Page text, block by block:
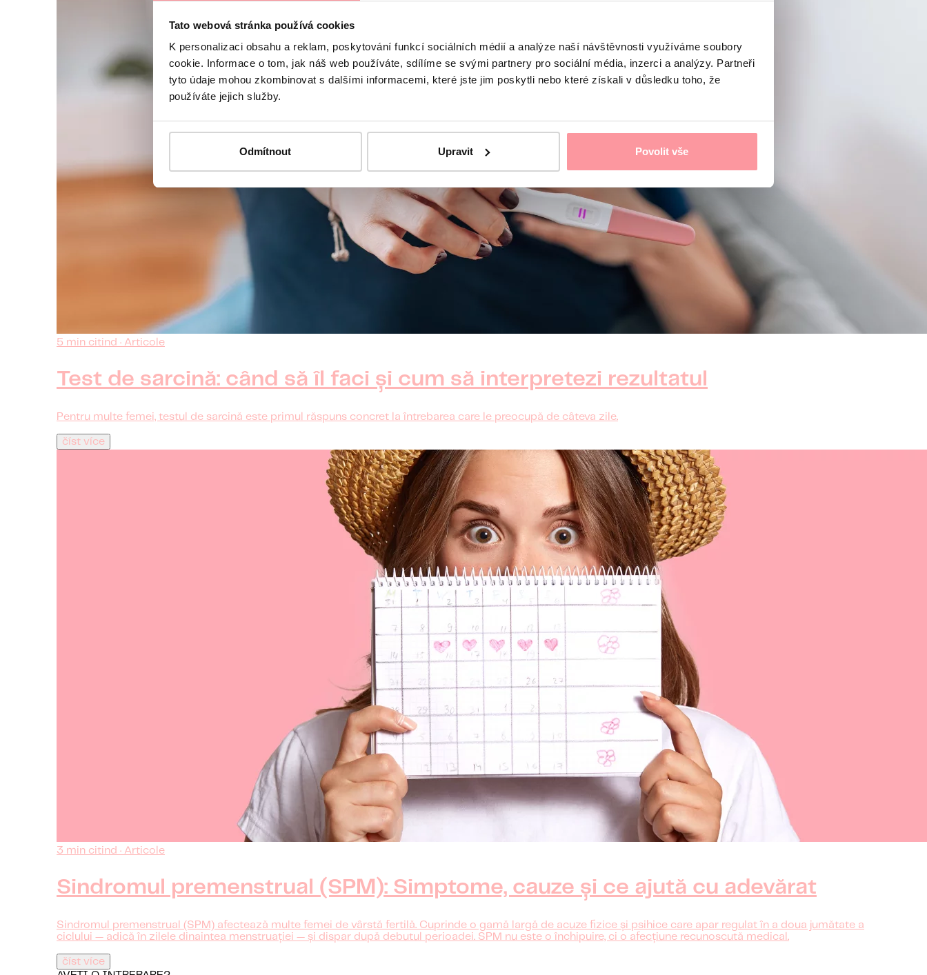
Tato webová stránka používá cookies
K personalizaci obsahu a reklam, poskytování funkcí sociálních médií a analýze naší návštěvnosti využíváme soubory
cookie. Informace o tom, jak náš web používáte, sdílíme se svými partnery pro sociální média, inzerci a analýzy. Partneři
tyto údaje mohou zkombinovat s dalšími informacemi, které jste jim poskytli nebo které získali v důsledku toho, že
používáte jejich služby.
Odmítnout Upravit Povolit vše
5 min citind · Articole
Test de sarcină: când să îl faci și cum să interpretezi rezultatul
Pentru multe femei, testul de sarcină este primul răspuns concret la întrebarea care le preocupă de câteva zile.
číst více
3 min citind · Articole
Sindromul premenstrual (SPM): Simptome, cauze și ce ajută cu adevărat
Sindromul premenstrual (SPM) afectează multe femei de vârstă fertilă. Cuprinde o gamă largă de acuze fizice și psihice care apar regulat în a doua jumătate a
ciclului — adică în zilele dinaintea menstruației — și dispar după debutul perioadei. SPM nu este o închipuire, ci o afecțiune recunoscută medical.
číst více